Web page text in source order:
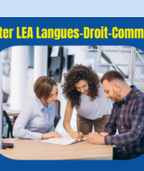
–
Études
(Université
Bourgogne
Europe,
Dijon,
25
juin